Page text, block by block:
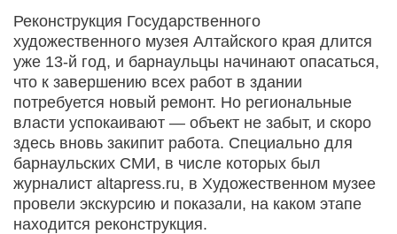
Реконструкция Государственного
художественного музея Алтайского края длится
уже 13-й год, и барнаульцы начинают опасаться,
что к завершению всех работ в здании
потребуется новый ремонт. Но региональные
власти успокаивают — объект не забыт, и скоро
здесь вновь закипит работа. Специально для
барнаульских СМИ, в числе которых был
журналист altapress.ru, в Художественном музее
провели экскурсию и показали, на каком этапе
находится реконструкция.